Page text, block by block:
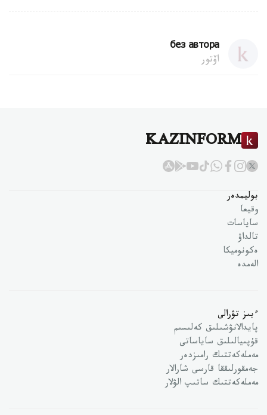
без автора
اۆتور
KAZINFORM
بوليمدەر
وقيعا
ساياسات
تالداۋ
ەكونوميكا
الەمدە
ءبىز تۋرالى
پايدالانۋشىلىق كەلىسىم
قۇپىيالىلىق ساياساتى
مەملەكەتتىك رامىزدەر
جەمقورلىققا قارسى شارالار
مەملەكەتتىك ساتىپ الۋلار